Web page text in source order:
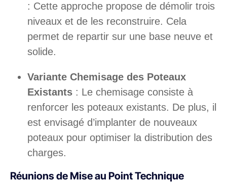
: Cette approche propose de démolir trois
niveaux et de les reconstruire. Cela
permet de repartir sur une base neuve et
solide.
Variante Chemisage des Poteaux
Existants : Le chemisage consiste à
renforcer les poteaux existants. De plus, il
est envisagé d’implanter de nouveaux
poteaux pour optimiser la distribution des
charges.
Réunions de Mise au Point Technique